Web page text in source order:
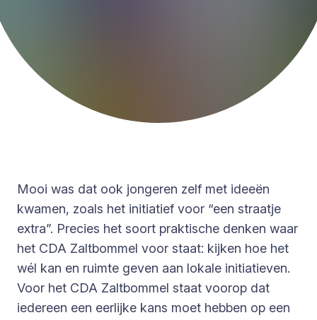
Mooi was dat ook jongeren zelf met ideeën
kwamen, zoals het initiatief voor “een straatje
extra”. Precies het soort praktische denken waar
het CDA Zaltbommel voor staat: kijken hoe het
wél kan en ruimte geven aan lokale initiatieven.
Voor het CDA Zaltbommel staat voorop dat
iedereen een eerlijke kans moet hebben op een